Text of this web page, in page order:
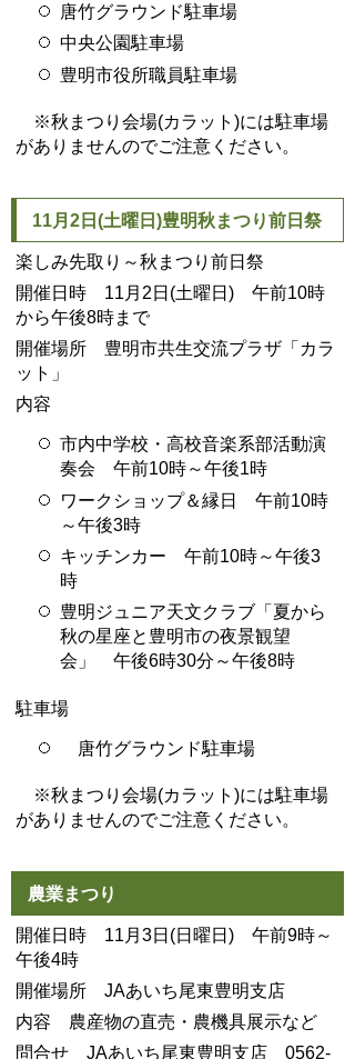
唐竹グラウンド駐車場
中央公園駐車場
豊明市役所職員駐車場
※秋まつり会場(カラット)には駐車場
がありませんのでご注意ください。
11月2日(土曜日)豊明秋まつり前日祭
楽しみ先取り～秋まつり前日祭
開催日時 11月2日(土曜日) 午前10時
から午後8時まで
開催場所 豊明市共生交流プラザ「カラ
ット」
内容
市内中学校・高校音楽系部活動演
奏会 午前10時～午後1時
ワークショップ＆縁日 午前10時
～午後3時
キッチンカー 午前10時～午後3
時
豊明ジュニア天文クラブ「夏から
秋の星座と豊明市の夜景観望
会」 午後6時30分～午後8時
駐車場
唐竹グラウンド駐車場
※秋まつり会場(カラット)には駐車場
がありませんのでご注意ください。
農業まつり
開催日時 11月3日(日曜日) 午前9時～
午後4時
開催場所 JAあいち尾東豊明支店
内容 農産物の直売・農機具展示など
問合せ JAあいち尾東豊明支店 0562-